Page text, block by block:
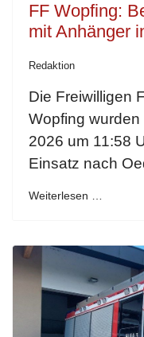
FF Wopfing:
mit Anhänger
Redaktion
Die Freiwilligen
Wopfing
2026 um 11:58
Einsatz nach
Weiterlesen …